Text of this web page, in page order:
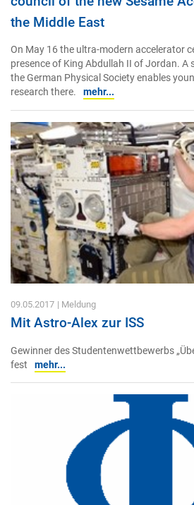
the Middle East
On May 16 the ultra-modern accelerator
presence of King Abdullah II of Jordan.
the German Physical Society enables
research there.
mehr...
09.05.2017 | Meldung
Mit Astro-Alex zur ISS
Gewinner des Studentenwettbewerbs
fest
mehr...